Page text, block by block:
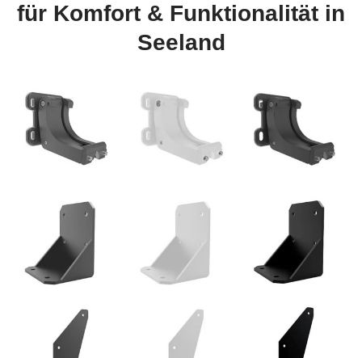
für Komfort & Funktionalität in
Seeland